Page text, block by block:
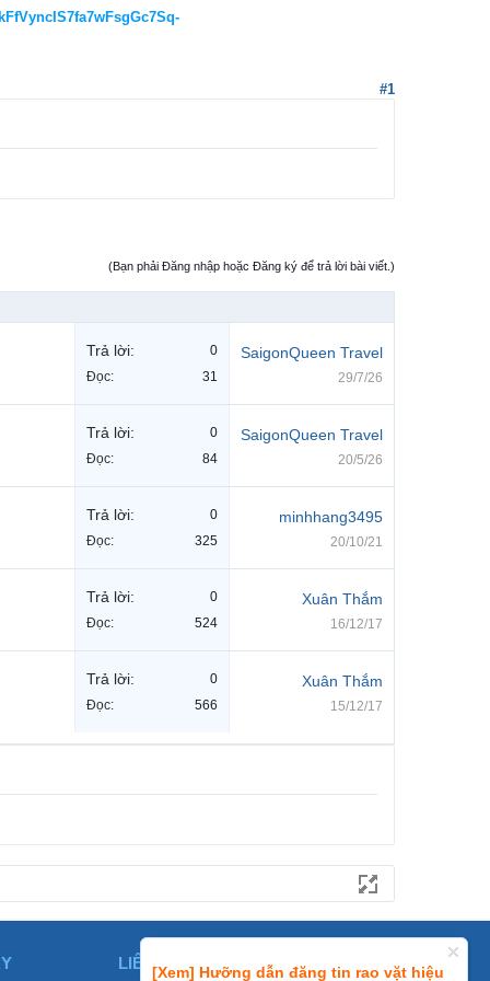
[Xem] Hưỡng dẫn đăng tin rao vặt hiệu
#1
(Bạn phải Đăng nhập hoặc Đăng ký để trả lời bài viết.)
Trả lời:
0
Đọc:
31
SaigonQueen Travel
29/7/26
Trả lời:
0
Đọc:
84
SaigonQueen Travel
20/5/26
Trả lời:
0
Đọc:
325
minhhang3495
20/10/21
Trả lời:
0
Đọc:
524
Xuân Thắm
16/12/17
Trả lời:
0
Đọc:
566
Xuân Thắm
15/12/17
LIÊN HỆ